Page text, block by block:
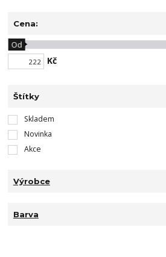
Cena:
Kč
Od
Štítky
Skladem
Novinka
Akce
Výrobce
Barva